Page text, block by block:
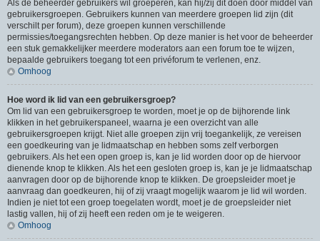
Als de beheerder gebruikers wil groeperen, kan hij/zij dit doen door middel van
gebruikersgroepen. Gebruikers kunnen van meerdere groepen lid zijn (dit
verschilt per forum), deze groepen kunnen verschillende
permissies/toegangsrechten hebben. Op deze manier is het voor de beheerder
een stuk gemakkelijker meerdere moderators aan een forum toe te wijzen,
bepaalde gebruikers toegang tot een privéforum te verlenen, enz.
Omhoog
Hoe word ik lid van een gebruikersgroep?
Om lid van een gebruikersgroep te worden, moet je op de bijhorende link
klikken in het gebruikerspaneel, waarna je een overzicht van alle
gebruikersgroepen krijgt. Niet alle groepen zijn vrij toegankelijk, ze vereisen
een goedkeuring van je lidmaatschap en hebben soms zelf verborgen
gebruikers. Als het een open groep is, kan je lid worden door op de hiervoor
dienende knop te klikken. Als het een gesloten groep is, kan je je lidmaatschap
aanvragen door op de bijhorende knop te klikken. De groepsleider moet je
aanvraag dan goedkeuren, hij of zij vraagt mogelijk waarom je lid wil worden.
Indien je niet tot een groep toegelaten wordt, moet je de groepsleider niet
lastig vallen, hij of zij heeft een reden om je te weigeren.
Omhoog